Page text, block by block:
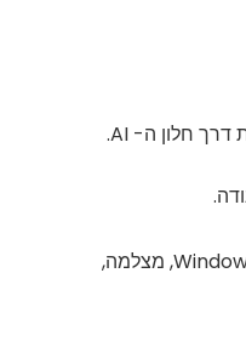
איתור רשתות Wi-Fi זמינות, הפעלת בלוטות', אבחון בעיות במחשב הקשורות לאודיו, Windows Update, מצלמה,